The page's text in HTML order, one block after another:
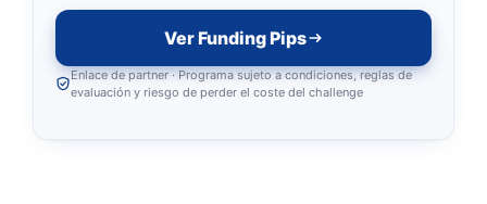
Ver Funding Pips
Enlace de partner · Programa sujeto a condiciones, reglas de
evaluación y riesgo de perder el coste del challenge